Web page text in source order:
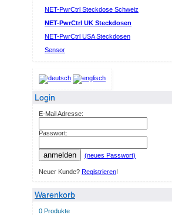
NET-PwrCtrl Steckdose Schweiz
NET-PwrCtrl UK Steckdosen
NET-PwrCtrl USA Steckdosen
Sensor
Login
E-Mail Adresse:
Passwort:
anmelden (neues Passwort)
Neuer Kunde? Registrieren!
Warenkorb
0 Produkte